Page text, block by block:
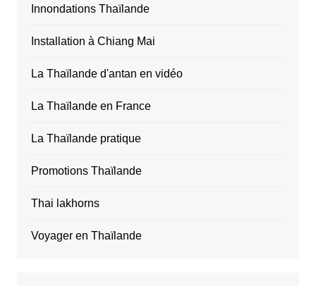
Innondations Thaïlande
Installation à Chiang Mai
La Thaïlande d'antan en vidéo
La Thaïlande en France
La Thaïlande pratique
Promotions Thaïlande
Thai lakhorns
Voyager en Thaïlande